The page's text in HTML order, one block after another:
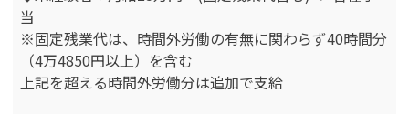
当
※固定残業代は、時間外労働の有無に関わらず40時間分
（4万4850円以上）を含む
上記を超える時間外労働分は追加で支給